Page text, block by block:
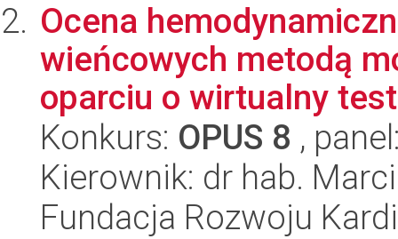
Ocena
wieńcowych metodą
oparciu o wirtualny
Konkurs: OPUS 8 ,
Kierownik: dr hab.
Fundacja Rozwoju